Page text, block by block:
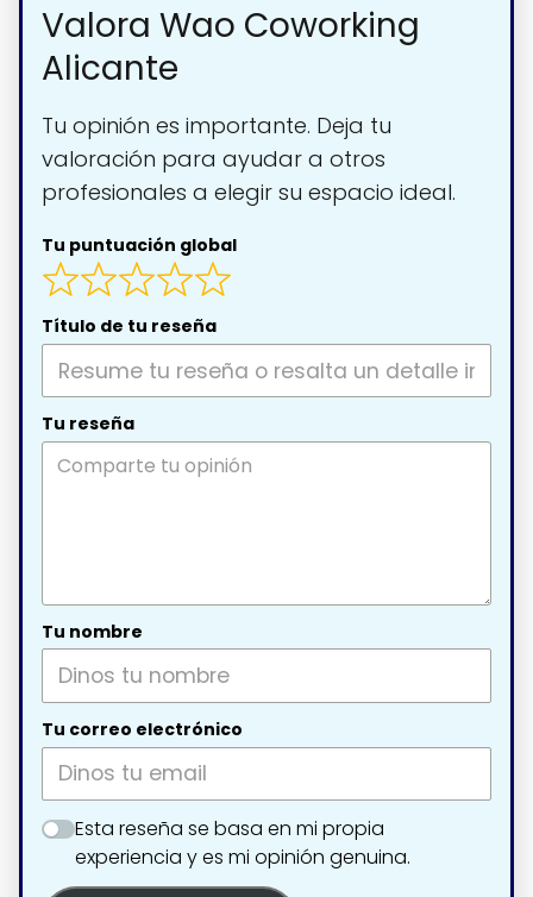
Valora Wao Coworking
Alicante
Tu opinión es importante. Deja tu
valoración para ayudar a otros
profesionales a elegir su espacio ideal.
Tu puntuación global
Título de tu reseña
Tu reseña
Tu nombre
Tu correo electrónico
Esta reseña se basa en mi propia
experiencia y es mi opinión genuina.